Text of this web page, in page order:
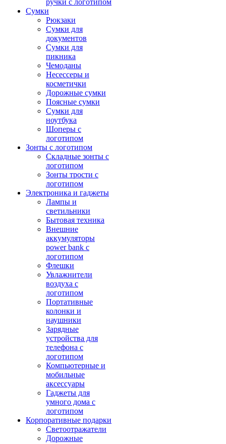
ручки с логотипом
Сумки
Рюкзаки
Сумки для
документов
Сумки для
пикника
Чемоданы
Несессеры и
косметички
Дорожные сумки
Поясные сумки
Сумки для
ноутбука
Шоперы с
логотипом
Зонты с логотипом
Складные зонты с
логотипом
Зонты трости с
логотипом
Электроника и гаджеты
Лампы и
светильники
Бытовая техника
Внешние
аккумуляторы
power bank с
логотипом
Флешки
Увлажнители
воздуха с
логотипом
Портативные
колонки и
наушники
Зарядные
устройства для
телефона с
логотипом
Компьютерные и
мобильные
аксессуары
Гаджеты для
умного дома с
логотипом
Корпоративные подарки
Светоотражатели
Дорожные